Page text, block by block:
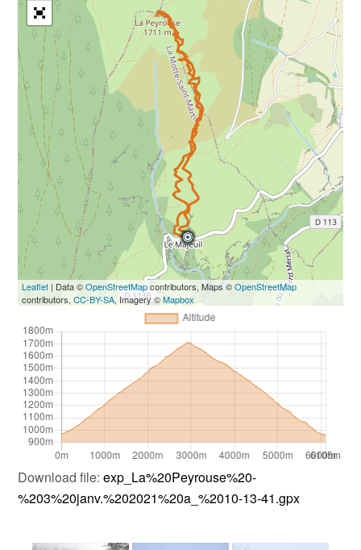
Leaflet | Data ©OpenStreetMapcontributors, Maps ©OpenStreetMap
contributors,CC-BY-SA, Imagery ©Mapbox
Download file:exp_La%20Peyrouse%20-
%203%20janv.%202021%20a_%2010-13-41.gpx